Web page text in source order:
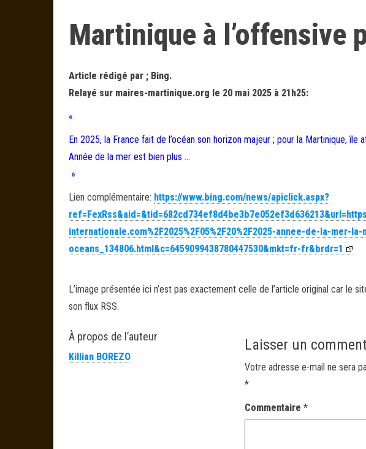
Martinique à l’offensive
Article rédigé par ; Bing.
Relayé sur maires-martinique.org le 20 mai 2025 à 21h25:
«
En 2025, la France fait de l’océan son horizon majeur ; pour la Martinique,
Année de la mer est bien plus …
»
Lien complémentaire: https://www.bing.com/news/apiclick.aspx?
internationale.com%2F2025%2F05%2F20%2F2025-annee-de-la-mer-
oceans_134806.html&c=6459099438780447530&mkt=fr-fr&brdr=1
L’image présentée ici n’est pas exactement celle de l’article original car le
son flux RSS.
À propos de l’auteur
Killian BOREZO
Laisser un
Votre adresse e-mail ne sera
*
Commentaire*